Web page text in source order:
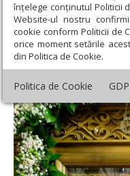
înțelege conținutul Politicii
Website-ul nostru
cookie conform Politicii de
orice moment setările
din Politica de Cookie.
Politica de Cookie
Ziarul Lumina › Opinii ›
smerenia, pocăința și
Taina sfințeniei:
iubirea care‑l